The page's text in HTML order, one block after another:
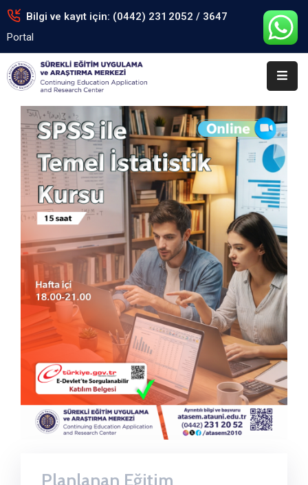
Bilgi ve kayıt için: (0442) 231 2052 / 3647
Portal
Anasayfa
Kurumsal
Eğitimler
Arşiv
Formlar
Portal
İletişim
Planlanan Eğitim